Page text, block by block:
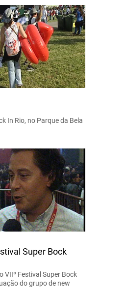
In Rio, no Parque da Bela
Super Bock
VIIº Festival Super Bock
do grupo de new